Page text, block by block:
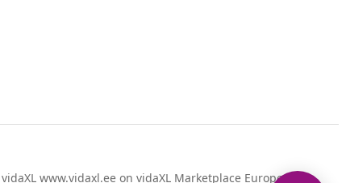
www.vidaxl.ee on vidaXL Marketplace Europe B.V.